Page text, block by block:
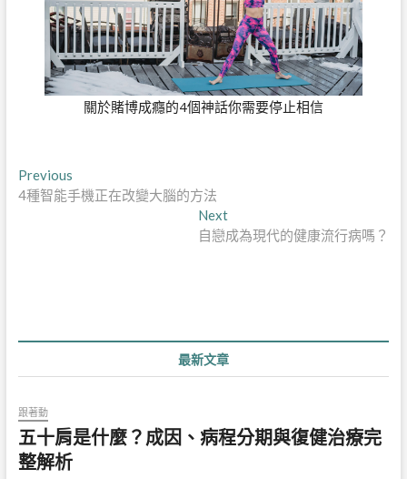
關於賭博成癮的4個神話你需要停止相信
文
章
PreviousPrevious
post:
4種智能手機正在改變大腦的方法
NextNext
post:
自戀成為現代的健康流行病嗎？
最新文章
跟著動
五十肩是什麼？成因、病程分期與復健治療完
整解析